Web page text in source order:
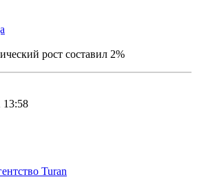
рост составил 2%
13:58